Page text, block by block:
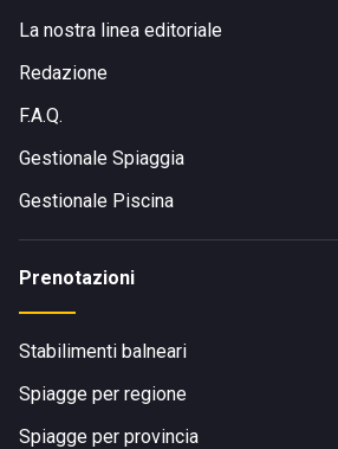
La nostra linea editoriale
Redazione
F.A.Q.
Gestionale Spiaggia
Gestionale Piscina
Prenotazioni
Stabilimenti balneari
Spiagge per regione
Spiagge per provincia